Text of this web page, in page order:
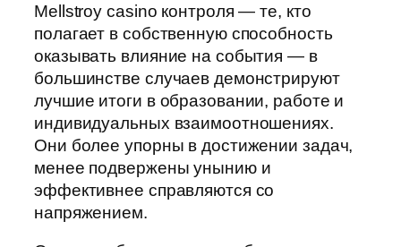
Mellstroy casino контроля — те, кто
полагает в собственную способность
оказывать влияние на события — в
большинстве случаев демонстрируют
лучшие итоги в образовании, работе и
индивидуальных взаимоотношениях.
Они более упорны в достижении задач,
менее подвержены унынию и
эффективнее справляются со
напряжением.